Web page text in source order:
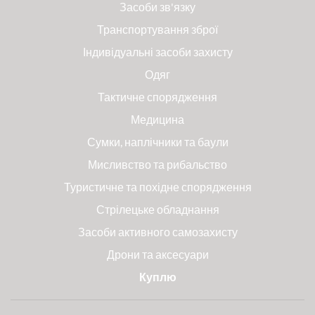
Засоби зв'язку
Транспортування зброї
Індивідуальні засоби захисту
Одяг
Тактичне спорядження
Медицина
Сумки, наплічники та баули
Мисливство та рибальство
Туристичне та похідне спорядження
Стрілецьке обладнання
Засоби активного самозахисту
Дрони та аксесуари
Куплю